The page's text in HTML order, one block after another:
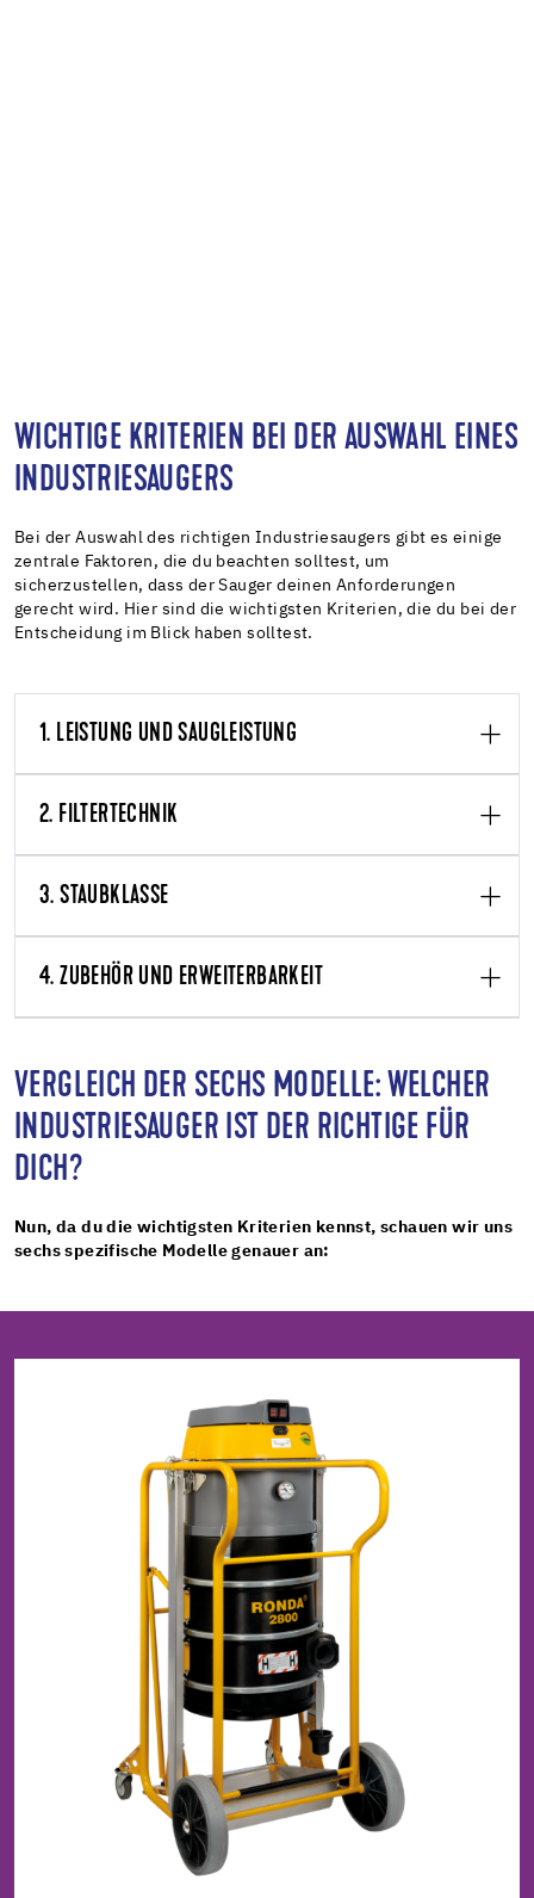
WICHTIGE KRITERIEN BEI DER AUSWAHL EINES
INDUSTRIESAUGERS
Bei der Auswahl des richtigen Industriesaugers gibt es einige
zentrale Faktoren, die du beachten solltest, um
sicherzustellen, dass der Sauger deinen Anforderungen
gerecht wird. Hier sind die wichtigsten Kriterien, die du bei der
Entscheidung im Blick haben solltest.
1. LEISTUNG UND SAUGLEISTUNG
2. FILTERTECHNIK
3. STAUBKLASSE
4. ZUBEHÖR UND ERWEITERBARKEIT
VERGLEICH DER SECHS MODELLE: WELCHER
INDUSTRIESAUGER IST DER RICHTIGE FÜR
DICH?
Nun, da du die wichtigsten Kriterien kennst, schauen wir uns
sechs spezifische Modelle genauer an: